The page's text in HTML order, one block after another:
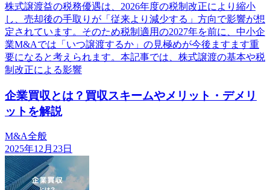
株式譲渡益の税務優遇は、2026年度の税制改正により縮小
し、売却後の手取りが「従来より減少する」方向で影響が想
定されています。そのため税制適用の2027年を前に、中小企
業M&Aでは「いつ譲渡するか」の見極めが今後ますます重
要になると考えられます。本記事では、株式譲渡の基本や税
制改正による影響
企業買収とは？買収スキームやメリット・デメリ
ットを解説
M&A全般
2025年12月23日